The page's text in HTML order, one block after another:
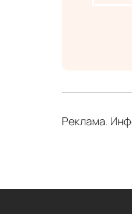
Реклама.